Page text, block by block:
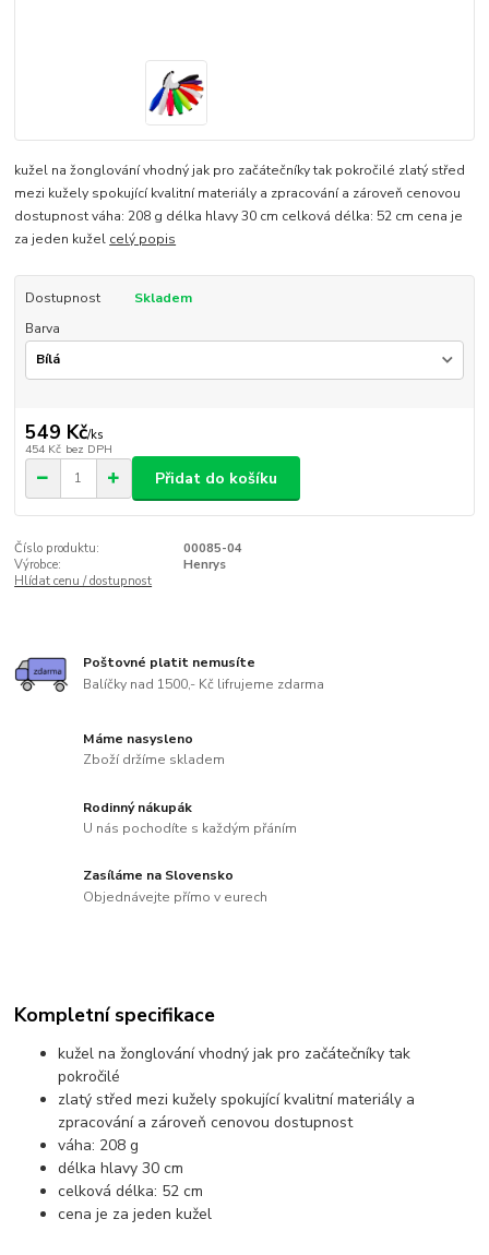
kužel na žonglování vhodný jak pro začátečníky tak pokročilé zlatý střed
mezi kužely spokující kvalitní materiály a zpracování a zároveň cenovou
dostupnost váha: 208 g délka hlavy 30 cm celková délka: 52 cm cena je
za jeden kužel celý popis
Dostupnost
Skladem
Barva
549 Kč/ks
454 Kč bez DPH
Přidat do košíku
Číslo produktu:
00085-04
Výrobce:
Henrys
Hlídat cenu / dostupnost
Poštovné platit nemusíte
Balíčky nad 1500,- Kč lifrujeme zdarma
Máme nasysleno
Zboží držíme skladem
Rodinný nákupák
U nás pochodíte s každým přáním
Zasíláme na Slovensko
Objednávejte přímo v eurech
Kompletní specifikace
kužel na žonglování vhodný jak pro začátečníky tak
pokročilé
zlatý střed mezi kužely spokující kvalitní materiály a
zpracování a zároveň cenovou dostupnost
váha: 208 g
délka hlavy 30 cm
celková délka: 52 cm
cena je za jeden kužel